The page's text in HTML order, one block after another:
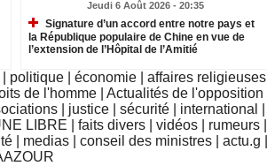
Jeudi 6 Août 2026 - 20:35
Signature d’un accord entre notre pays et
la République populaire de Chine en vue de
l’extension de l’Hôpital de l’Amitié
politique économie affaires religieuses
de l'homme Actualités de l'opposition
justice sécurité international
LIBRE faits divers vidéos rumeurs
medias conseil des ministres actu.g